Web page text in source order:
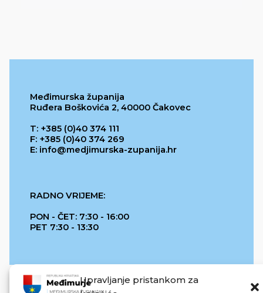
Upravljanje pristankom za
Međimurska županija
Ruđera Boškovića 2, 40000 Čakovec
T: +385 (0)40 374 111
F: +385 (0)40 374 269
E: info@medjimurska-zupanija.hr
RADNO VRIJEME:
PON - ČET: 7:30 - 16:00
PET 7:30 - 13:30